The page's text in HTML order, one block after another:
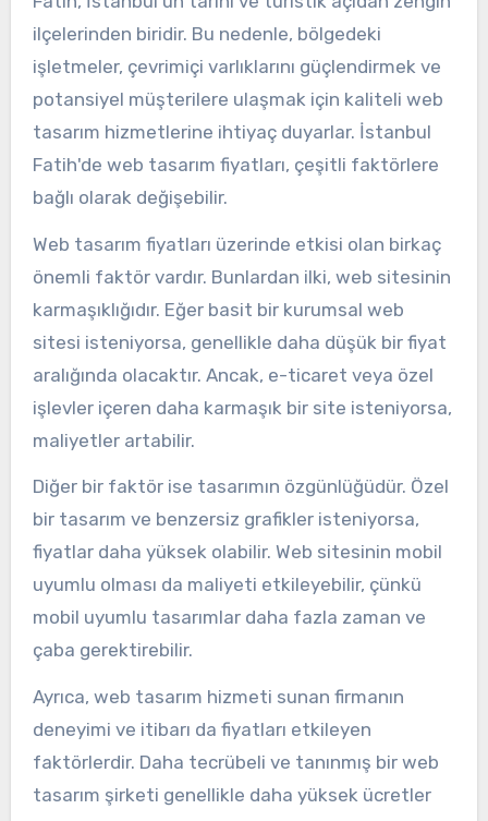
ilçelerinden biridir. Bu nedenle, bölgedeki
işletmeler, çevrimiçi varlıklarını güçlendirmek ve
potansiyel müşterilere ulaşmak için kaliteli web
tasarım hizmetlerine ihtiyaç duyarlar. İstanbul
Fatih'de web tasarım fiyatları, çeşitli faktörlere
bağlı olarak değişebilir.
Web tasarım fiyatları üzerinde etkisi olan birkaç
önemli faktör vardır. Bunlardan ilki, web sitesinin
karmaşıklığıdır. Eğer basit bir kurumsal web
sitesi isteniyorsa, genellikle daha düşük bir fiyat
aralığında olacaktır. Ancak, e-ticaret veya özel
işlevler içeren daha karmaşık bir site isteniyorsa,
maliyetler artabilir.
Diğer bir faktör ise tasarımın özgünlüğüdür. Özel
bir tasarım ve benzersiz grafikler isteniyorsa,
fiyatlar daha yüksek olabilir. Web sitesinin mobil
uyumlu olması da maliyeti etkileyebilir, çünkü
mobil uyumlu tasarımlar daha fazla zaman ve
çaba gerektirebilir.
Ayrıca, web tasarım hizmeti sunan firmanın
deneyimi ve itibarı da fiyatları etkileyen
faktörlerdir. Daha tecrübeli ve tanınmış bir web
tasarım şirketi genellikle daha yüksek ücretler